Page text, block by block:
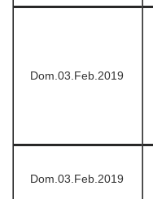
Dom.03.Feb.2019
Dom.03.Feb.2019